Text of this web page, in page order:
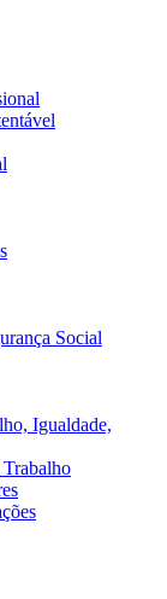
Social
Igualdade,
Trabalho